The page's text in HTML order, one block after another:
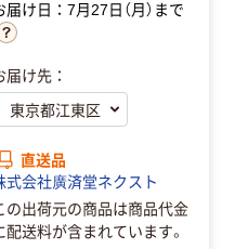
届け日：7月27日（月）まで
届け先：
直送品
式会社廣済堂ネクスト
の出荷元の商品は商品代金
配送料が含まれています。